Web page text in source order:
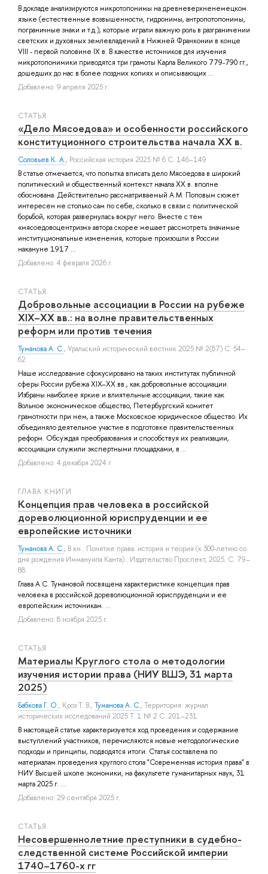
В докладе анализируются микротопонимы на древневерхненемецком
языке (естественные возвышенности, гидронимы, антропотопонимы,
пограничные знаки и т.д.), которые играли важную роль в разграничении
светских и духовных землевладений в Нижней Франконии в конце
VIII - первой половине IX в. В качестве источников для изучения
микротопонимики приводятся три грамоты Карла Великого 779-790 гг.,
дошедших до нас в более поздних копиях и описывающих ...
Добавлено: 9 апреля 2025 г.
СТАТЬЯ
«Дело Мясоедова» и особенности российского
конституционного строительства начала XX в.
Соловьев К. А., Российская история 2025 № 6 С. 146–149
В статье отмечается, что попытка вписать дело Мясоедова в широкий
политический и общественный контекст начала XX в. вполне
обоснована. Действительно рассматриваемый А.М. Поповым сюжет
интересен не столько сам по себе, сколько в связи с политической
борьбой, которая развернулась вокруг него. Вместе с тем
«мясоедовоцентризм» автора скорее мешает рассмотреть значимые
институциональные изменения, которые произошли в России
накануне 1917 ...
Добавлено: 4 февраля 2026 г.
СТАТЬЯ
Добровольные ассоциации в России на рубеже
XIX–XX вв.: на волне правительственных
реформ или против течения
Туманова А. С., Уральский исторический вестник 2025 № 2(87) С. 54–
62
Наше исследование сфокусировано на таких институтах публичной
сферы России рубежа XIX–XX вв., как добровольные ассоциации.
Избраны наиболее яркие и влиятельные ассоциации, такие как
Вольное экономическое общество, Петербургский комитет
грамотности при нем, а также Московское юридическое общество. Их
объединяло деятельное участие в подготовке правительственных
реформ. Обсуждая преобразования и способствуя их реализации,
ассоциации служили экспертными площадками, в ...
Добавлено: 4 декабря 2024 г.
ГЛАВА КНИГИ
Концепция прав человека в российской
дореволюционной юриспруденции и ее
европейские источники
Туманова А. С., В кн.: Понятие права: история и теория (к 300-летию со
дня рождения Иммануила Канта).: Издательство Проспект, 2025. С. 79–
88.
Глава А.С. Тумановой посвящена характеристике концепция прав
человека в российской дореволюционной юриспруденции и ее
европейским источникам. ...
Добавлено: 8 ноября 2025 г.
СТАТЬЯ
Материалы Круглого стола о методологии
изучения истории права (НИУ ВШЭ, 31 марта
2025)
Бабкова Г. О., Кроз Т. В., Туманова А. С., Территория: журнал
исторических исследований 2025 Т. 1 № 2 С. 201–231
В настоящей статье характеризуется ход проведения и содержание
выступлений участников, перечисляются новые методологические
подходы и принципы, подводятся итоги. Статья составлена по
материалам проведения круглого стола "Современная история права" в
НИУ Высшей школе экономики, на факультете гуманитарных наук, 31
марта 2025 г. ...
Добавлено: 29 сентября 2025 г.
СТАТЬЯ
Несовершеннолетние преступники в судебно-
следственной системе Российской империи
1740–1760-х гг